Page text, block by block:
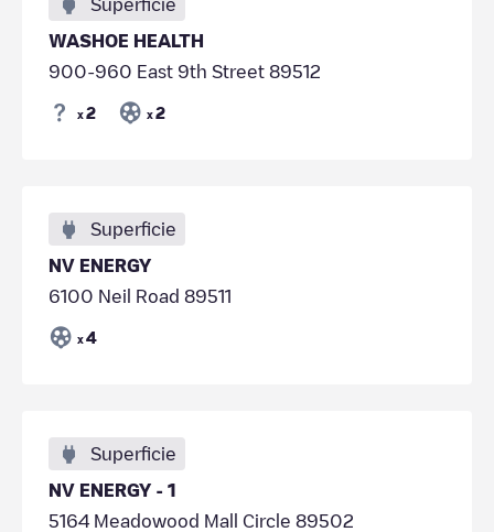
Superficie
WASHOE HEALTH
900-960 East 9th Street 89512
x 2 x 2
Superficie
NV ENERGY
6100 Neil Road 89511
x 4
Superficie
NV ENERGY - 1
5164 Meadowood Mall Circle 89502